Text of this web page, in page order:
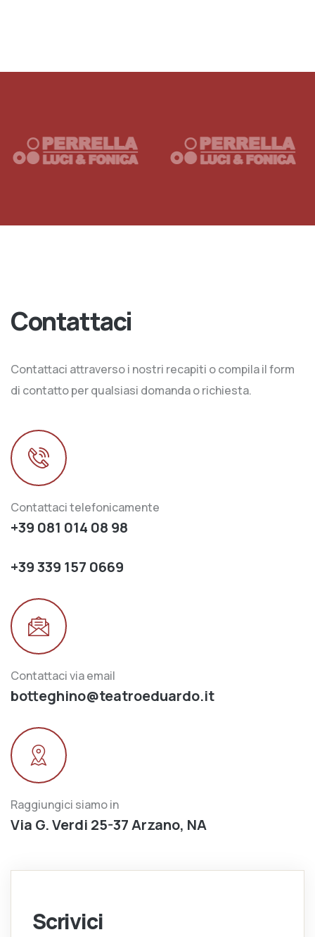
Contattaci
Contattaci attraverso i nostri recapiti o compila il form
di contatto per qualsiasi domanda o richiesta.
Contattaci telefonicamente
+39 081 014 08 98
+39 339 157 0669
Contattaci via email
botteghino@teatroeduardo.it
Raggiungici siamo in
Via G. Verdi 25-37 Arzano, NA
Scrivici